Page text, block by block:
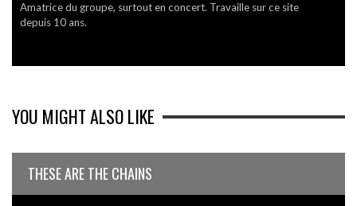
Amatrice du groupe, surtout en concert. Travaille sur ce site
depuis 10 ans.
YOU MIGHT ALSO LIKE
THESE ARE THE CHAINS